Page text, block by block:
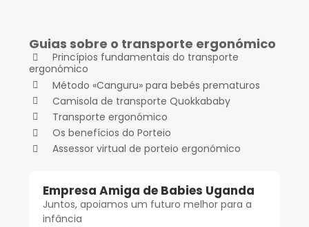
Guias sobre o transporte ergonómico
Princípios fundamentais do transporte
ergonómico
Método «Canguru» para bebés prematuros
Camisola de transporte Quokkababy
Transporte ergonómico
Os benefícios do Porteio
Assessor virtual de porteio ergonómico
Empresa Amiga de Babies Uganda
Juntos, apoiamos um futuro melhor para a
infância